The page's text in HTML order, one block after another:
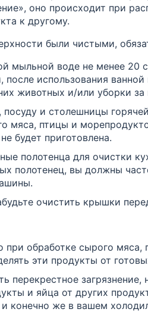
оно происходит при
к другому.
были чистыми,
мыльной воде не менее 20
после использования
животных и/или уборки за
посуду и столешницы
мяса, птицы и
будет приготовлена.
полотенца для очистки
полотенец, вы должны
очистить крышки
при обработке сырого мяса,
эти продукты от
перекрестное загрязнение,
и яйца от других
и конечно же в вашем